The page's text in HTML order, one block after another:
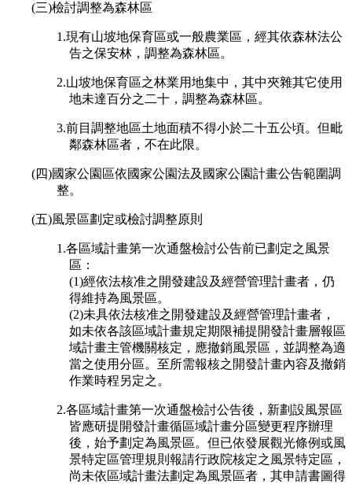
(三)檢討調整為森林區
1.現有山坡地保育區或一般農業區，經其依森林法公
告之保安林，調整為森林區。
2.山坡地保育區之林業用地集中，其中夾雜其它使用
地未達百分之二十，調整為森林區。
3.前目調整地區土地面積不得小於二十五公頃。但毗
鄰森林區者，不在此限。
(四)國家公園區依國家公園法及國家公園計畫公告範圍調
整。
(五)風景區劃定或檢討調整原則
1.各區域計畫第一次通盤檢討公告前已劃定之風景
區：
(1)經依法核准之開發建設及經營管理計畫者，仍
得維持為風景區。
(2)未具依法核准之開發建設及經營管理計畫者，
如未依各該區域計畫規定期限補提開發計畫層報區
域計畫主管機關核定，應撤銷風景區，並調整為適
當之使用分區。至所需報核之開發計畫內容及撤銷
作業時程另定之。
2.各區域計畫第一次通盤檢討公告後，新劃設風景區
皆應研提開發計畫循區域計畫分區變更程序辦理
後，始予劃定為風景區。但已依發展觀光條例或風
景特定區管理規則報請行政院核定之風景特定區，
尚未依區域計畫法劃定為風景區者，其申請書圖得